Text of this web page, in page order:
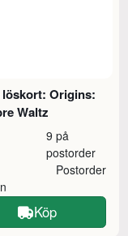
löskort: Origins:
Waltz
9 på
postorder
Postorder
Köp